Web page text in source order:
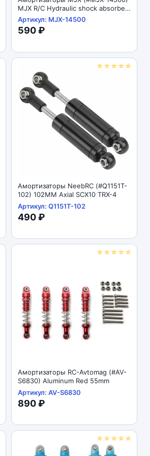
MJX R/C Hydraulic shock absorber
1/14
Артикул: MJX-14500
590 ₽
☆☆☆☆☆
Амортизаторы NeebRC (#Q1151T-
102) 102MM Axial SCX10 TRX-4
Артикул: Q1151T-102
490 ₽
☆☆☆☆☆
Амортизаторы RC-Avtomag (#AV-
S6830) Aluminum Red 55mm
Артикул: AV-S6830
890 ₽
☆☆☆☆☆